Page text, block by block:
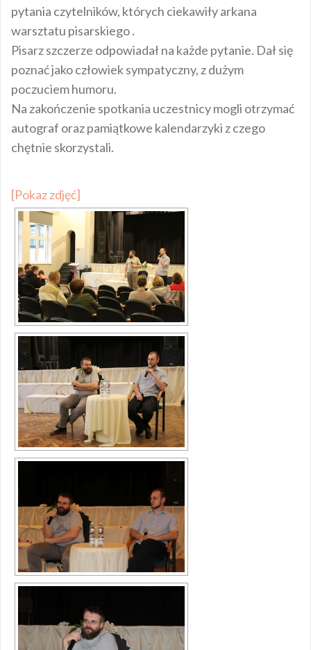
pytania czytelników, których ciekawiły arkana
warsztatu pisarskiego .
Pisarz szczerze odpowiadał na każde pytanie. Dał się
poznać jako człowiek sympatyczny, z dużym
poczuciem humoru.
Na zakończenie spotkania uczestnicy mogli otrzymać
autograf oraz pamiątkowe kalendarzyki z czego
chętnie skorzystali.
[Pokaz zdjęć]